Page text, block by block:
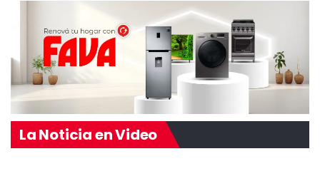
La Noticia en Video